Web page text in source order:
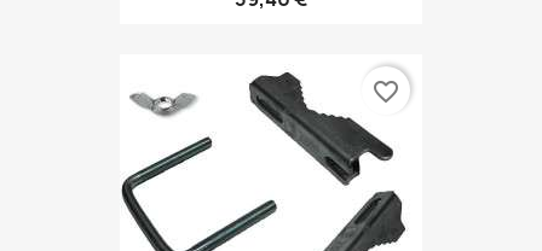
favorite_border